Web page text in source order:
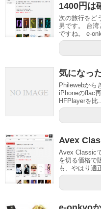
1400円は
次の旅行をど
男です。 台
ですね。 e-
気になっ
Philewebから
iPhoneのflac
HFPlayerを比
Avex
Avex Classic
を切る価格で
も、やはり適